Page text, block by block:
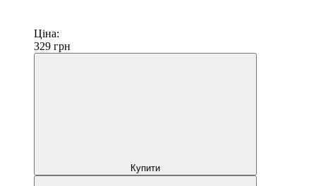
Ціна:
329 грн
Купити